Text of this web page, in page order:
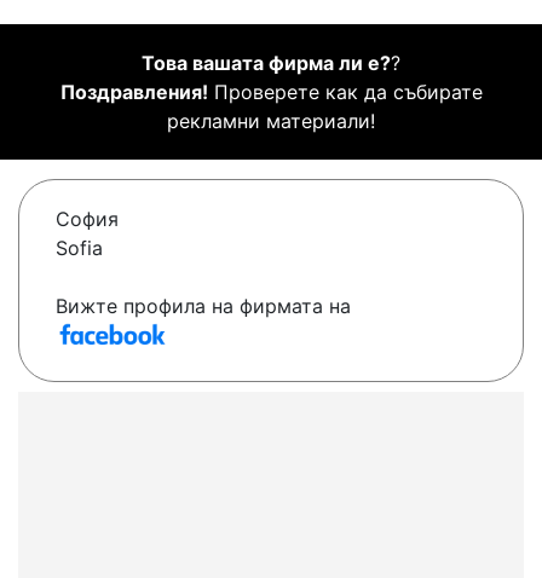
Това вашата фирма ли е??
Поздравления! Проверете как да събирате
рекламни материали!
София
Sofia
Вижте профила на фирмата на